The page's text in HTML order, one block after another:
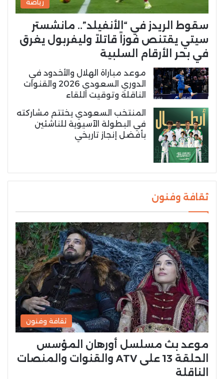
رياضة
سقوط الريدز في “الأنفيلد”.. مانشستر
سيتي يقتنص فوزاً قاتلاً وليفربول يغرق
في بحر الأرقام السلبية
موعد مباراة الهلال والأخدود في
الدوري السعودي 2026 والقنوات
الناقلة وتوقيت اللقاء
المنتخب السعودي يختتم مشاركته
في البطولة الآسيوية للناشئين
بأفضل إنجاز تاريخي
ثقافة وفنون
ثقافة وفنون
موعد بث مسلسل أورهان المؤسس
الحلقة 13 على ATV والقنوات والمنصات
الناقلة